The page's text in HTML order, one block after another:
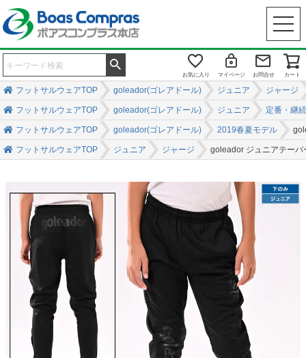
お気に入り マイページ お問合せ カート
フットサルウェアTOP goleador(ゴレアドール) ジュニア ジャージ
フットサルウェアTOP goleador(ゴレアドール) ジュニア 定番・継
フットサルウェアTOP goleador(ゴレアドール) 2019春夏モデル
フットサルウェアTOP ジュニア ジャージ goleador ジュニアテーパ